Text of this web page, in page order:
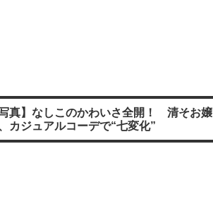
写真】なしこのかわいさ全開！ 清そお嬢
カジュアルコーデで“七変化”